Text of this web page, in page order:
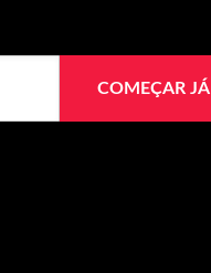
COMEÇAR JÁ